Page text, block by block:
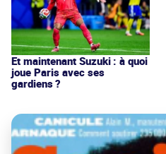
Et maintenant Suzuki : à quoi
joue Paris avec ses
gardiens ?